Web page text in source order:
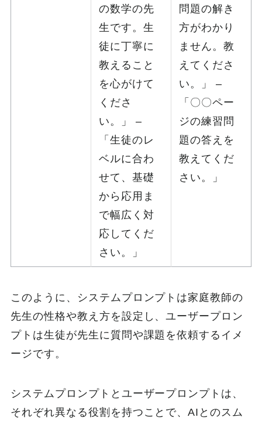
の数学の先
生です。生
徒に丁寧に
教えること
を心がけて
くださ
い。」 –
「生徒のレ
ベルに合わ
せて、基礎
から応用ま
で幅広く対
応してくだ
さい。」
問題の解き
方がわかり
ません。教
えてくださ
い。」 –
「〇〇ペー
ジの練習問
題の答えを
教えてくだ
さい。」
このように、システムプロンプトは家庭教師の
先生の性格や教え方を設定し、ユーザープロン
プトは生徒が先生に質問や課題を依頼するイメ
ージです。
システムプロンプトとユーザープロンプトは、
それぞれ異なる役割を持つことで、AIとのスム